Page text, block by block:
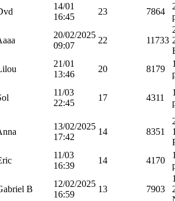
14/01
16:45
23 7864
20/02/2025
09:07
22 11733
21/01
13:46
20 8179
11/03
22:45
17 4311
13/02/2025
17:42
14 8351
11/03
16:39
14 4170
B
12/02/2025
16:59
13 7903